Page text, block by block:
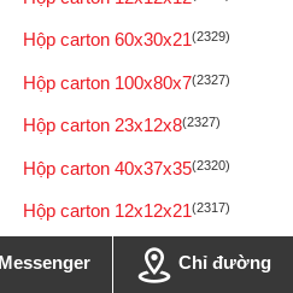
Hộp carton 60x30x21(2329)
Hộp carton 100x80x7(2327)
Hộp carton 23x12x8(2327)
Hộp carton 40x37x35(2320)
Hộp carton 12x12x21(2317)
Hộp carton 50x45x70
Messenger Chỉ đường